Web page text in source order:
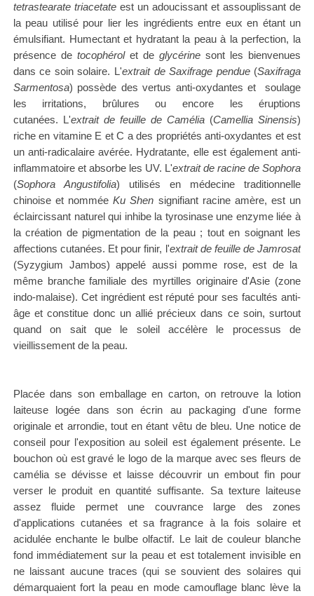
tetrastearate triacetateest un adoucissant et assouplissant de
la peau utilisé pour lier les ingrédients entre eux en étant un
émulsifiant. Humectant et hydratant la peau à la perfection, la
présence de tocophérol et deglycérine sont les bienvenues
dans ce soin solaire. L'extrait de Saxifrage pendue(Saxifraga
Sarmentosa) possède des vertus anti-oxydantes et soulage
les irritations, brûlures ou encore les éruptions
cutanées. L'extrait de feuille de Camélia (Camellia Sinensis)
riche en vitamine E et C a des propriétés anti-oxydantes et est
un anti-radicalaire avérée. Hydratante, elle est également anti-
inflammatoire et absorbe les UV. L'extrait de racine de Sophora
(Sophora Angustifolia) utilisés en médecine traditionnelle
chinoise et nomméeKu Shen signifiant racine amère, est un
éclaircissant naturel qui inhibe la tyrosinase une enzyme liée à
la création de pigmentation de la peau ; tout en soignant les
affections cutanées. Et pour finir, l'extrait de feuille de Jamrosat
(Syzygium Jambos) appelé aussi pomme rose, est de la
même branche familiale des myrtilles originaire d'Asie (zone
indo-malaise). Cet ingrédient est réputé pour ses facultés anti-
âge et constitue donc un allié précieux dans ce soin, surtout
quand on sait que le soleil accélère le processus de
vieillissement de la peau.
Placée dans son emballage en carton, on retrouve la lotion
laiteuselogée dans son écrin au packaging d'une forme
originale et arrondie, tout en étant vêtu de bleu. Une notice de
conseil pour l'exposition au soleil est également présente. Le
bouchon où est gravé le logo de la marque avec ses fleurs de
camélia se dévisse et laisse découvrir un embout fin pour
verser le produit en quantité suffisante. Sa texture laiteuse
assez fluide permet une couvrance large des zones
d'applications cutanées et sa fragrance à la fois solaire et
acidulée enchante le bulbe olfactif. Le lait de couleur blanche
fond immédiatement sur la peau et est totalement invisible en
ne laissant aucune traces (qui se souvient des solaires qui
démarquaient fort la peau en mode camouflage blanc lève la